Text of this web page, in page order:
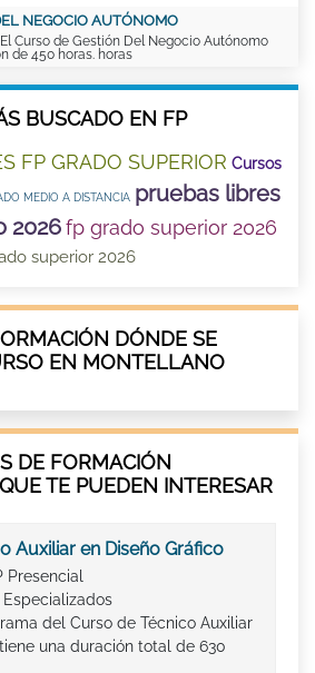
NEGOCIO AUTÓNOMO
Curso de Gestión Del Negocio Autónomo
de 450 horas. horas
BUSCADO EN FP
FP GRADO SUPERIOR Cursos
MEDIO A DISTANCIA pruebas libres
2026fp grado superior 2026
superior 2026
DÓNDE SE
EN MONTELLANO
DE FORMACIÓN
TE PUEDEN INTERESAR
Auxiliar en Diseño Gráfico
Presencial
Especializados
del Curso de Técnico Auxiliar
una duración total de 630